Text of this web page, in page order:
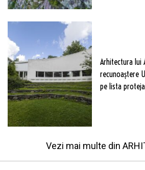
Arhitectura lui
recunoaștere
pe lista
Vezi mai multe din